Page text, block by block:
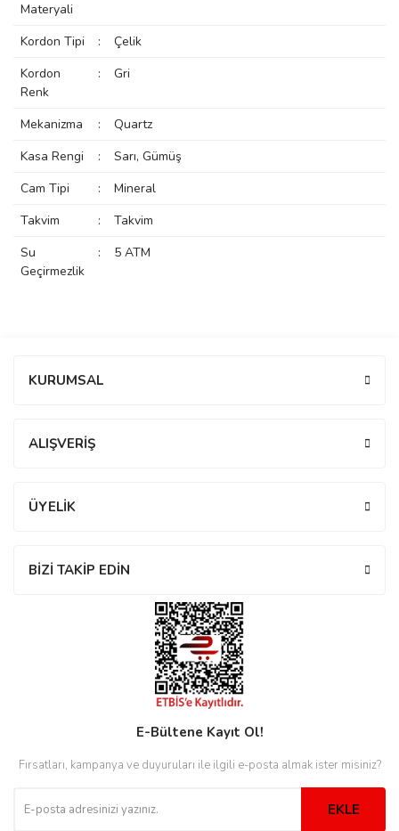
Materyali
Kordon Tipi :
Çelik
Kordon
Renk
: Gri
Mekanizma :
Quartz
Kasa Rengi
:
Sarı, Gümüş
Cam Tipi
:
Mineral
Takvim
:
Takvim
Su
Geçirmezlik
: 5 ATM
KURUMSAL
ALIŞVERİŞ
ÜYELİK
BİZİ TAKİP EDİN
E-Bültene Kayıt Ol!
Fırsatları, kampanya ve duyuruları ile ilgili e-posta almak ister misiniz?
EKLE